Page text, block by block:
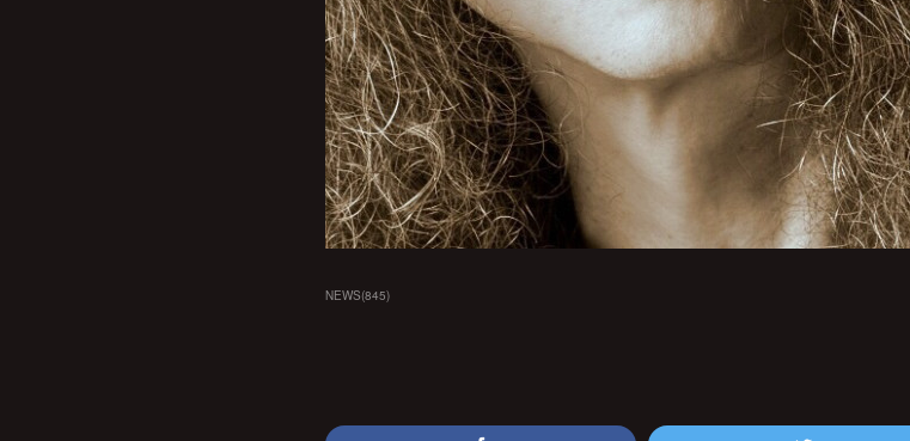
NEWS(845)